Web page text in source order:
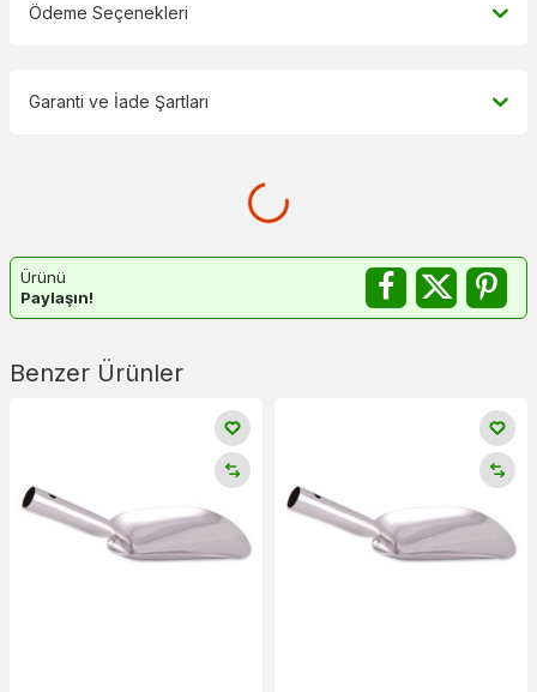
Ödeme Seçenekleri
Garanti ve İade Şartları
Ürünü
Paylaşın!
Benzer Ürünler